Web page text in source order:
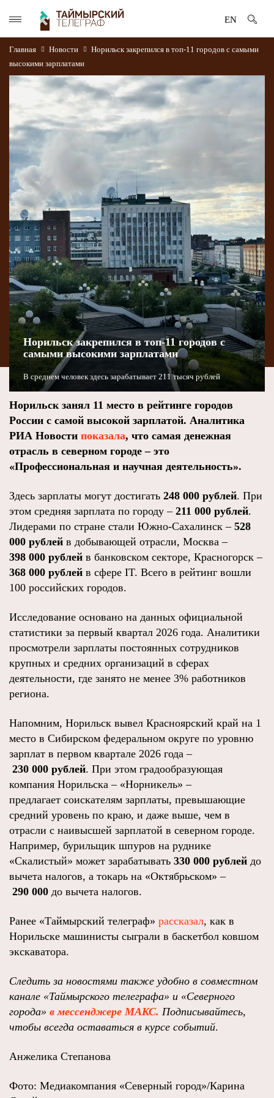
EN
Главная Новости
Норильск закрепился в топ‑11 городов с самыми
высокими зарплатами
Норильск закрепился в топ‑11 городов с
самыми высокими зарплатами
В среднем человек здесь зарабатывает 211 тысяч рублей
Норильск занял 11 место в рейтинге городов
России с самой высокой зарплатой. Аналитика
РИА Новости показала, что самая денежная
отрасль в северном городе – это
«Профессиональная и научная деятельность».
Здесь зарплаты могут достигать 248 000 рублей. При
этом средняя зарплата по городу – 211 000 рублей.
Лидерами по стране стали Южно-Сахалинск – 528
000 рублей в добывающей отрасли, Москва –
398 000 рублей в банковском секторе, Красногорск –
368 000 рублей в сфере IT. Всего в рейтинг вошли
100 российских городов.
Исследование основано на данных официальной
статистики за первый квартал 2026 года. Аналитики
просмотрели зарплаты постоянных сотрудников
крупных и средних организаций в сферах
деятельности, где занято не менее 3% работников
региона.
Напомним, Норильск вывел Красноярский край на 1
место в Сибирском федеральном округе по уровню
зарплат в первом квартале 2026 года –
230 000 рублей. При этом градообразующая
компания Норильска – «Норникель» –
предлагает соискателям зарплаты, превышающие
средний уровень по краю, и даже выше, чем в
отрасли с наивысшей зарплатой в северном городе.
Например, бурильщик шпуров на руднике
«Скалистый» может зарабатывать 330 000 рублей до
вычета налогов, а токарь на «Октябрьском» –
290 000 до вычета налогов.
Ранее «Таймырский телеграф» рассказал, как в
Норильске машинисты сыграли в баскетбол ковшом
экскаватора.
Следить за новостями также удобно в совместном
канале «Таймырского телеграфа» и «Северного
города» в мессенджере МАКС. Подписывайтесь,
чтобы всегда оставаться в курсе событий.
Анжелика Степанова
Фото: Медиакомпания «Северный город»/Карина